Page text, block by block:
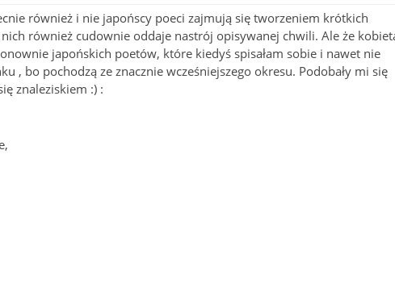
również i nie japońscy poeci zajmują się tworzeniem krótkich
również cudownie oddaje nastrój opisywanej chwili. Ale że
japońskich poetów, które kiedyś spisałam sobie i nawet nie
, bo pochodzą ze znacznie wcześniejszego okresu. Podobały mi się
znaleziskiem :) :